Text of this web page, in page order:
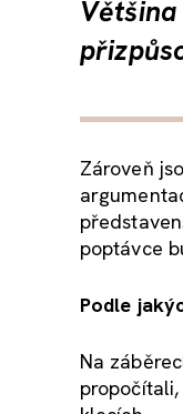
Zároveň
poptávce
Podle
Na